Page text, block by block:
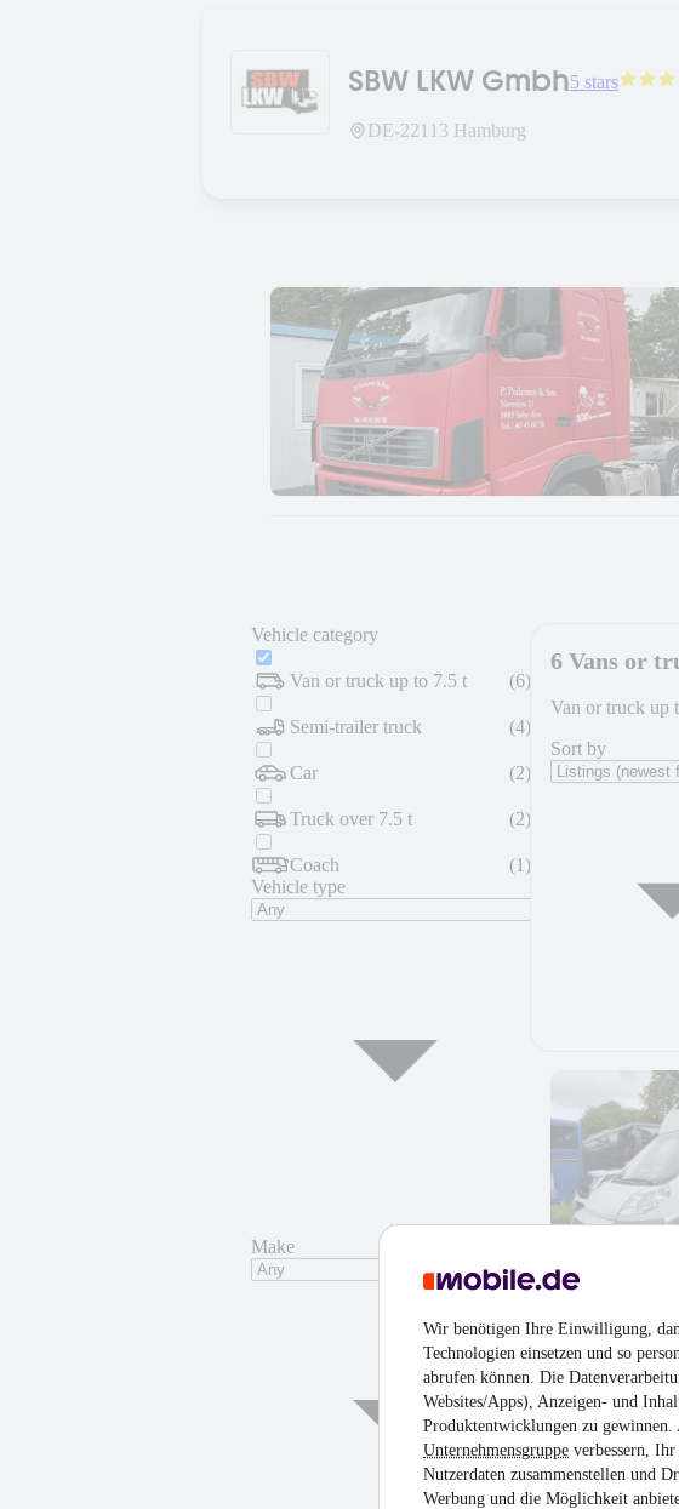
Wir benötigen Ihre Einwilligung,
Technologien einsetzen und so
abrufen können. Die
Websites/Apps), Anzeigen- und
Produktentwicklungen zu
Unternehmensgruppe verbessern,
Nutzerdaten zusammenstellen und
Werbung und die Möglichkeit
SBW LKW Gmbh5 stars
DE-22113 Hamburg
Vehicle category
Van or truck up to 7.5 t (6)
Semi-trailer truck (4)
Car (2)
Truck over 7.5 t (2)
Coach (1)
Vehicle type
Make
6 Vans or
Van or truck up
Sort by